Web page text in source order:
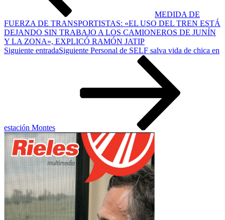
MEDIDA DE
FUERZA DE TRANSPORTISTAS: «EL USO DEL TREN ESTÁ
DEJANDO SIN TRABAJO A LOS CAMIONEROS DE JUNÍN
Y LA ZONA», EXPLICÓ RAMÓN JATIP
Siguiente entradaSiguiente Personal de SELF salva vida de chica en
estación Montes